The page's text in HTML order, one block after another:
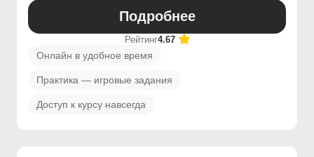
Подробнее
Рейтинг4.67
Онлайн в удобное время
Практика — игровые задания
Доступ к курсу навсегда